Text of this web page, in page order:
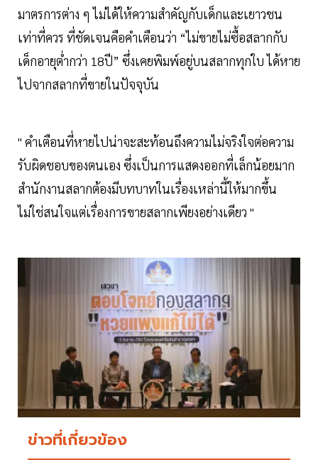
มาตรการต่าง ๆ ไม่ได้ให้ความสำคัญกับเด็กและเยาวชน
เท่าที่ควร ที่ชัดเจนคือคำเตือนว่า “ไม่ขายไม่ซื้อสลากกับ
เด็กอายุต่ำกว่า 18ปี” ซึ่งเคยพิมพ์อยู่บนสลากทุกใบ ได้หาย
ไปจากสลากที่ขายในปัจจุบัน
" คำเตือนที่หายไปน่าจะสะท้อนถึงความไม่จริงใจต่อความ
รับผิดชอบของตนเอง ซึ่งเป็นการแสดงออกที่เล็กน้อยมาก
สำนักงานสลากต้องมีบทบาทในเรื่องเหล่านี้ให้มากขึ้น
ไม่ใช่สนใจแต่เรื่องการขายสลากเพียงอย่างเดียว "
ข่าวที่เกี่ยวข้อง